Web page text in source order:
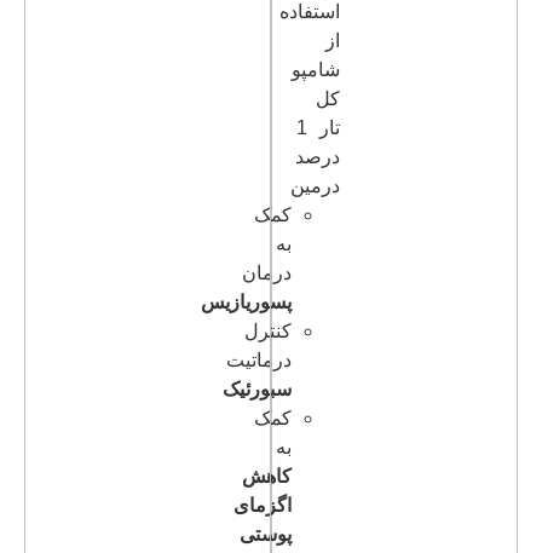
استفاده
از
شامپو
کل
تار 1
درصد
درمین
کمک
به
درمان
پسوریازیس
کنترل
درماتیت
سبورئیک
کمک
به
کاهش
اگزمای
پوستی